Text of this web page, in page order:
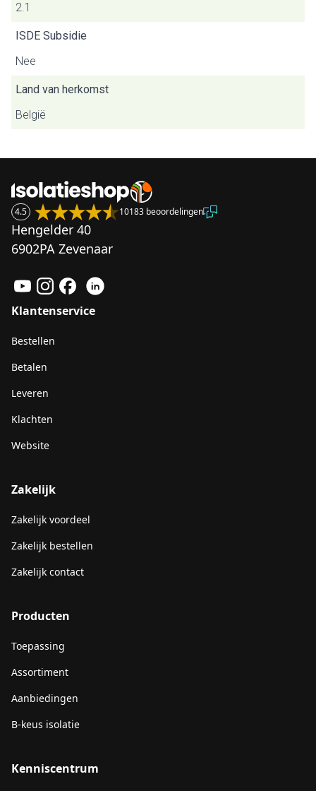
2.1
ISDE Subsidie
Nee
Land van herkomst
België
4.5 10183 beoordelingen
Hengelder 40
6902PA Zevenaar
Klantenservice
Bestellen
Betalen
Leveren
Klachten
Website
Zakelijk
Zakelijk voordeel
Zakelijk bestellen
Zakelijk contact
Producten
Toepassing
Assortiment
Aanbiedingen
B-keus isolatie
Kenniscentrum